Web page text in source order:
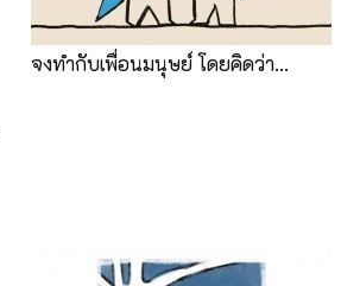
จงทำกับเพื่อนมนุษย์ โดยคิดว่า…